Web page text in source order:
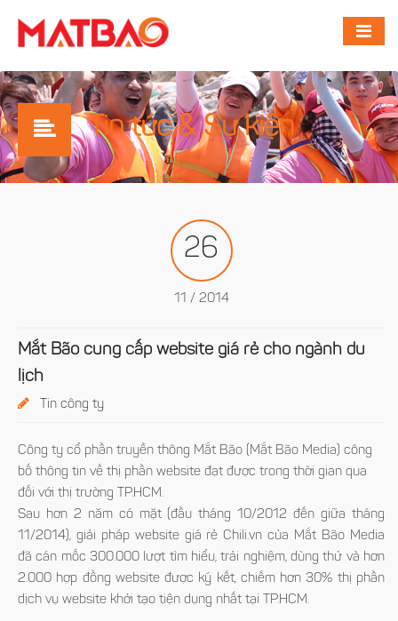
Tin tức & Sự kiện
26
11 / 2014
Mắt Bão cung cấp website giá rẻ cho ngành du
lịch
Tin công ty
Công ty cổ phần truyền thông Mắt Bão (Mắt Bão Media) công
bố thông tin về thị phần website đạt được trong thời gian qua
đối với thị trường TP.HCM.
Sau hơn 2 năm có mặt (đầu tháng 10/2012 đến giữa tháng
11/2014), giải pháp website giá rẻ Chili.vn của Mắt Bão Media
đã cán mốc 300.000 lượt tìm hiểu, trải nghiệm, dùng thử và hơn
2.000 hợp đồng website được ký kết, chiếm hơn 30% thị phần
dịch vụ website khởi tạo tiện dụng nhất tại TP.HCM.